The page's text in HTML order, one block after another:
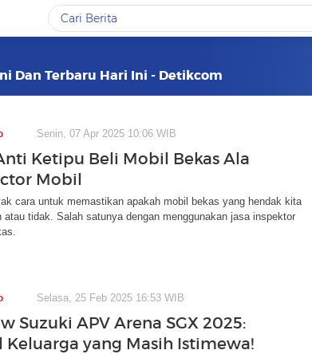
Dan Terbaru Hari Ini - Detikcom
Senin, 07 Apr 2025 10:06 WIB
Ketipu Beli Mobil Bekas Ala
Mobil
cara untuk memastikan apakah mobil bekas yang hendak kita
atau tidak. Salah satunya dengan menggunakan jasa inspektor
Selasa, 25 Feb 2025 16:53 WIB
Suzuki APV Arena SGX 2025:
Keluarga yang Masih Istimewa!